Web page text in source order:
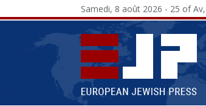
Samedi, 8 août 2026 - 25 of